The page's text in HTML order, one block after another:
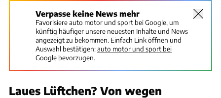
Verpasse keine News mehr
Favorisiere auto motor und sport bei Google, um
künftig häufiger unsere neuesten Inhalte und News
angezeigt zu bekommen. Einfach Link öffnen und
Auswahl bestätigen:auto motor und sport bei
Google bevorzugen.
Laues Lüftchen? Von wegen